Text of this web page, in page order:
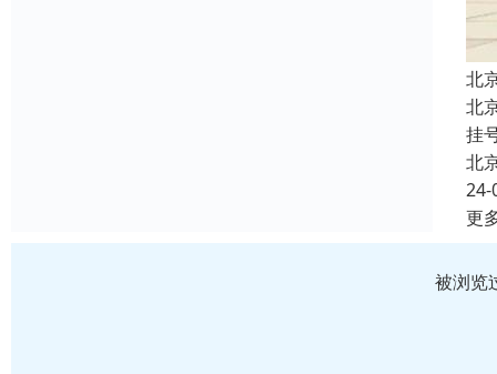
北
北
挂
北
24-
更
被浏览